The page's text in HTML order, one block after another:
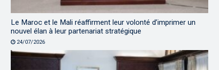
Le Maroc et le Mali réaffirment leur volonté d’imprimer un
nouvel élan à leur partenariat stratégique
24/07/2026